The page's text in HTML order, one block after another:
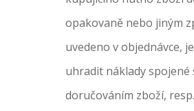
opakovaně nebo jiným
uvedeno v objednávce,
uhradit náklady spojené
doručováním zboží,